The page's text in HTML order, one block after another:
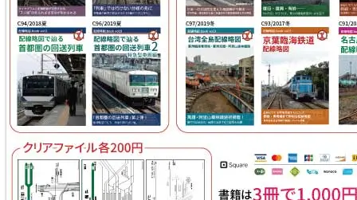
楽天市場 書泉 とらのあな メロンブックス